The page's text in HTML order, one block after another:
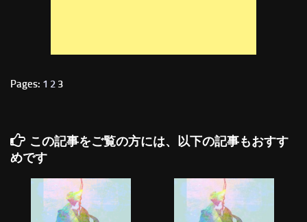
Pages: 1 2 3
この記事をご覧の方には、以下の記事もおすす
めです